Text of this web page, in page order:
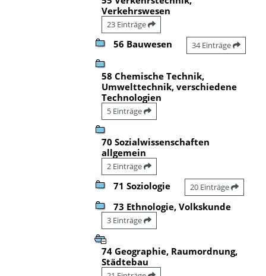
Verkehrswesen
23 Einträge
56 Bauwesen 34 Einträge
58 Chemische Technik,
Umwelttechnik, verschiedene
Technologien
5 Einträge
70 Sozialwissenschaften
allgemein
2 Einträge
71 Soziologie 20 Einträge
73 Ethnologie, Volkskunde
3 Einträge
74 Geographie, Raumordnung,
Städtebau